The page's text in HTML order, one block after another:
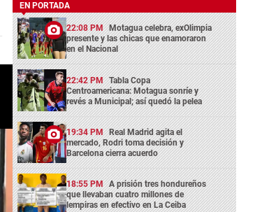
EN PORTADA
22:08 PM Motagua celebra, exOlimpia
presente y las chicas que enamoraron
en el Nacional
22:42 PM Tabla Copa
Centroamericana: Motagua sonríe y
revés a Municipal; así quedó la pelea
19:34 PM Real Madrid agita el
mercado, Rodri toma decisión y
Barcelona cierra acuerdo
18:55 PM A prisión tres hondureños
que llevaban cuatro millones de
lempiras en efectivo en La Ceiba